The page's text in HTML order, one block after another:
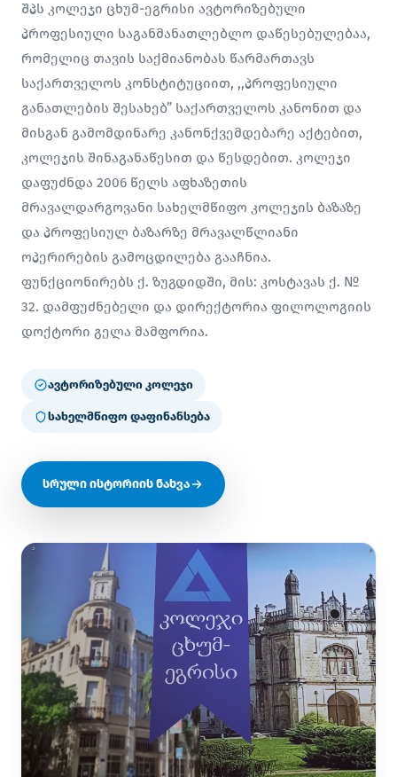
შპს კოლეჯი ცხუმ-ეგრისი ავტორიზებული
პროფესიული საგანმანათლებლო დაწესებულებაა,
რომელიც თავის საქმიანობას წარმართავს
საქართველოს კონსტიტუციით, ,,პროფესიული
განათლების შესახებ” საქართველოს კანონით და
მისგან გამომდინარე კანონქვემდებარე აქტებით,
კოლეჯის შინაგანაწესით და წესდებით. კოლეჯი
დაფუძნდა 2006 წელს აფხაზეთის
მრავალდარგოვანი სახელმწიფო კოლეჯის ბაზაზე
და პროფესიულ ბაზარზე მრავალწლიანი
ოპერირების გამოცდილება გააჩნია.
ფუნქციონირებს ქ. ზუგდიდში, მის: კოსტავას ქ. №
32. დამფუძნებელი და დირექტორია ფილოლოგიის
დოქტორი გელა მამფორია.
ავტორიზებული კოლეჯი
სახელმწიფო დაფინანსება
სრული ისტორიის ნახვა